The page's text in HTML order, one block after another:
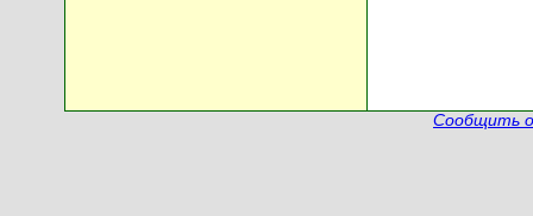
Сообщить о